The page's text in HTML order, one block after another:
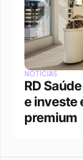
NOTÍCIAS
RD
e investe
premium